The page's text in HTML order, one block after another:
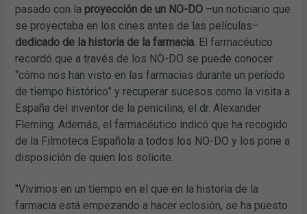
pasado con la proyección de un NO-DO –un noticiario que
se proyectaba en los cines antes de las películas–
dedicado de la historia de la farmacia. El farmacéutico
recordó que a través de los NO-DO se puede conocer
“cómo nos han visto en las farmacias durante un período
de tiempo histórico” y recuperar sucesos como la visita a
España del inventor de la penicilina, el dr. Alexander
Fleming. Además, el farmacéutico indicó que ha recogido
de la Filmoteca Española a todos los NO-DO y los pone a
disposición de quien los solicite.
"Vivimos en un tiempo en el que en la historia de la
farmacia está empezando a hacer eclosión, se ha puesto